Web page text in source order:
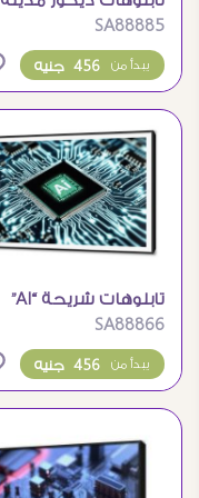
اضواء النيون
SA88885
456 جنيه يبدأ من
تابلوهات شريحة “AI”
(الذكاء الاصطناعي)
SA88866
456 جنيه يبدأ من